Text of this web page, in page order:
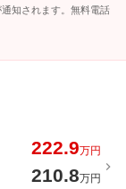
知されます。無料電話
222.9万円
210.8万円